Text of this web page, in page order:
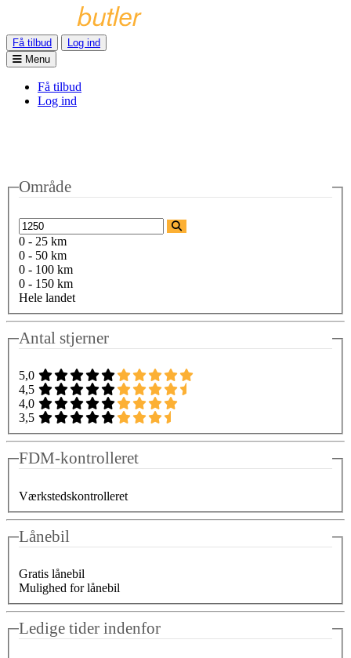
Få tilbud
Log ind
Menu
Få tilbud
Log ind
Område
0 - 25 km
0 - 50 km
0 - 100 km
0 - 150 km
Hele landet
Antal stjerner
5,0
4,5
4,0
3,5
FDM-kontrolleret
Værkstedskontrolleret
Lånebil
Gratis lånebil
Mulighed for lånebil
Ledige tider indenfor